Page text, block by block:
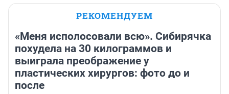
РЕКОМЕНДУЕМ
«Меня исполосовали всю». Сибирячка
похудела на 30 килограммов и
выиграла преображение у
пластических хирургов: фото до и
после